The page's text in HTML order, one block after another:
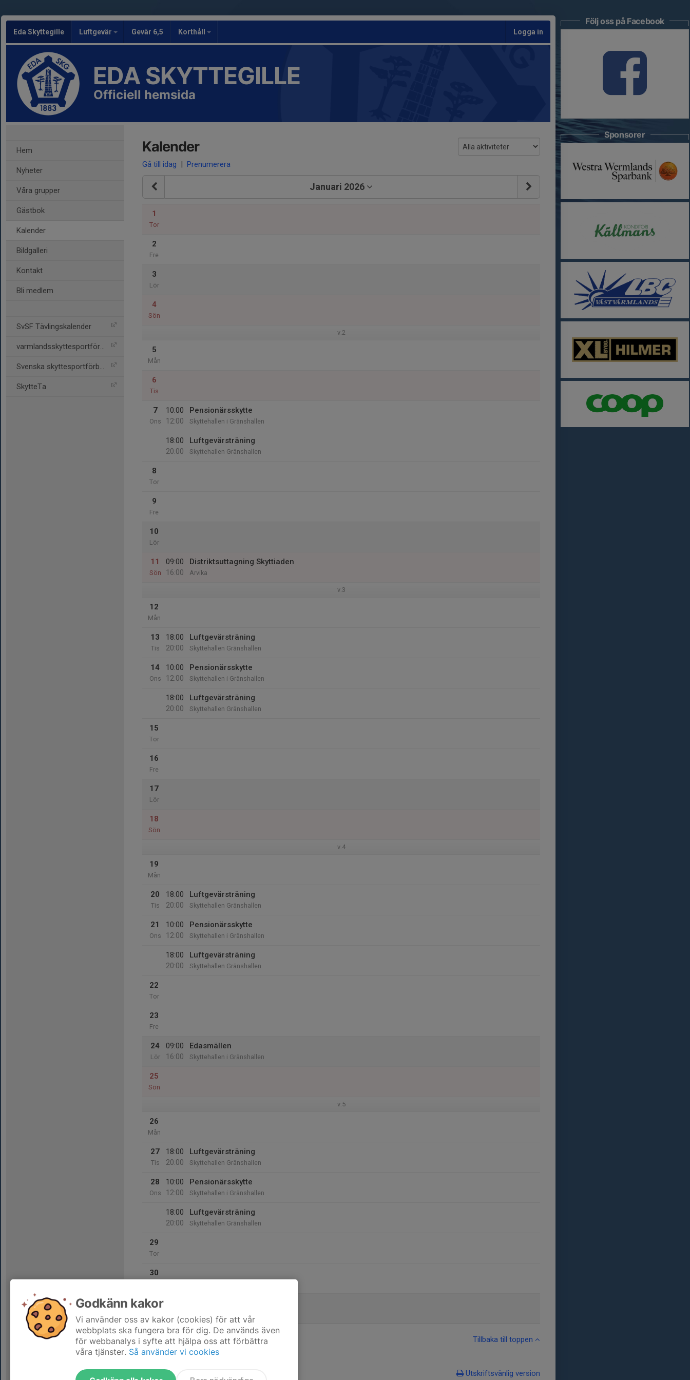
Eda Skyttegille Luftgevär Gevär 6,5 Korthåll Logga in
EDA SKYTTEGILLE
Officiell hemsida
Hem
Nyheter
Våra grupper
Gästbok
Kalender
Bildgalleri
Kontakt
Bli medlem
SvSF Tävlingskalender
varmlandsskyttesportförbu
Svenska skyttesportförbun
SkytteTa
Kalender
Gå till idag | Prenumerera
Januari 2026
1
Tor
2
Fre
3
Lör
4
Sön
v.2
5
Mån
6
Tis
7
Ons
10:00
12:00
Pensionärsskytte
Skyttehallen i Gränshallen
18:00
20:00
Luftgevärsträning
Skyttehallen Gränshallen
8
Tor
9
Fre
10
Lör
11
Sön
09:00
16:00
Distriktsuttagning Skyttiaden
Arvika
v.3
12
Mån
13
Tis
18:00
20:00
Luftgevärsträning
Skyttehallen Gränshallen
14
Ons
10:00
12:00
Pensionärsskytte
Skyttehallen i Gränshallen
18:00
20:00
Luftgevärsträning
Skyttehallen Gränshallen
15
Tor
16
Fre
17
Lör
18
Sön
v.4
19
Mån
20
Tis
18:00
20:00
Luftgevärsträning
Skyttehallen Gränshallen
21
Ons
10:00
12:00
Pensionärsskytte
Skyttehallen i Gränshallen
18:00
20:00
Luftgevärsträning
Skyttehallen Gränshallen
22
Tor
23
Fre
24
Lör
09:00
16:00
Edasmällen
Skyttehallen i Gränshallen
25
Sön
v.5
26
Mån
27
Tis
18:00
20:00
Luftgevärsträning
Skyttehallen Gränshallen
28
Ons
10:00
12:00
Pensionärsskytte
Skyttehallen i Gränshallen
18:00
20:00
Luftgevärsträning
Skyttehallen Gränshallen
29
Tor
30
31
Tillbaka till toppen
Utskriftsvänlig version
Följ oss på Facebook
Sponsorer
Godkänn kakor
Vi använder oss av kakor (cookies) för att vår
webbplats ska fungera bra för dig. De används även
för webbanalys i syfte att hjälpa oss att förbättra
våra tjänster. Så använder vi cookies